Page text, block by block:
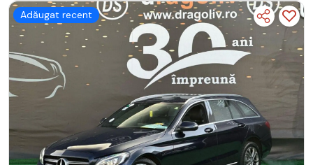
Adăugat recent